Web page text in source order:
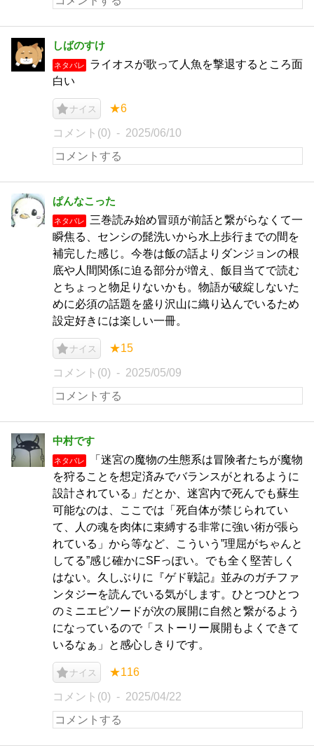
しばのすけ
ネタバレ
ライオスが歌って人魚を撃退するところ面
白い
ナイス ★6
コメント(0) 2025/06/10
ぱんなこった
ネタバレ
三巻読み始め冒頭が前話と繋がらなくて一
瞬焦る、センシの髭洗いから水上歩行までの間を
補完した感じ。今巻は飯の話よりダンジョンの根
底や人間関係に迫る部分が増え、飯目当てで読む
とちょっと物足りないかも。物語が破綻しないた
めに必須の話題を盛り沢山に織り込んでいるため
設定好きには楽しい一冊。
ナイス ★15
コメント(0) 2025/05/09
中村です
ネタバレ
「迷宮の魔物の生態系は冒険者たちが魔物
を狩ることを想定済みでバランスがとれるように
設計されている」だとか、迷宮内で死んでも蘇生
可能なのは、ここでは「死自体が禁じられてい
て、人の魂を肉体に束縛する非常に強い術が張ら
れている」から等など、こういう”理屈がちゃんと
してる”感じ確かにSFっぽい。でも全く堅苦しく
はない。久しぶりに『ゲド戦記』並みのガチファ
ンタジーを読んでいる気がします。ひとつひとつ
のミニエピソードが次の展開に自然と繋がるよう
になっているので「ストーリー展開もよくできて
いるなぁ」と感心しきりです。
ナイス ★116
コメント(0) 2025/04/22